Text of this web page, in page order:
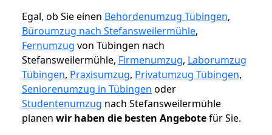
Egal, ob Sie einen Behördenumzug Tübingen,
Büroumzug nach Stefansweilermühle,
Fernumzug von Tübingen nach
Stefansweilermühle, Firmenumzug, Laborumzug
Tübingen, Praxisumzug, Privatumzug Tübingen,
Seniorenumzug in Tübingen oder
Studentenumzug nach Stefansweilermühle
planen wir haben die besten Angebotefür Sie.